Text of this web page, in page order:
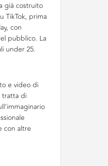
già costruito
TikTok, prima
con
pubblico. La
under 25.
e video di
tratta di
con altre